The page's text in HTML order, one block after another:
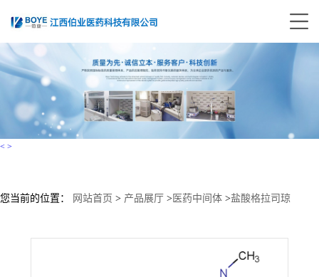
< >
您当前的位置： 网站首页 > 产品展厅 > 医药中间体 >盐酸格拉司琼